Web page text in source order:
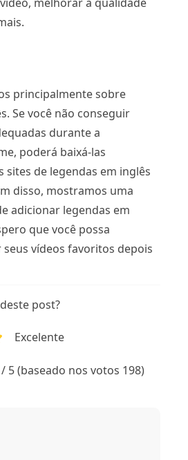
principalmente sobre
Se você não conseguir
durante a
poderá baixá-las
de legendas em inglês
disso, mostramos uma
adicionar legendas em
que você possa
vídeos favoritos depois
post?
Excelente
5 (baseado nos votos 198)